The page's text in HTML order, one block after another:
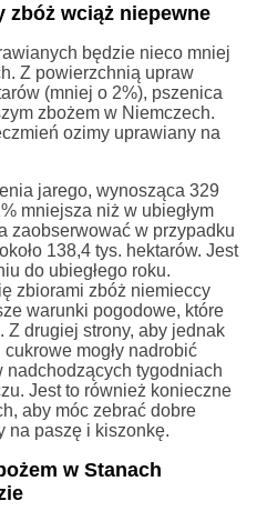
zbóż wciąż niepewne
będzie nieco mniej
Z powierzchnią upraw
(mniej o 2%), pszenica
zbożem w Niemczech.
ozimy uprawiany na
jarego, wynosząca 329
mniejsza niż w ubiegłym
zaobserwować w przypadku
138,4 tys. hektarów. Jest
do ubiegłego roku.
zbiorami zbóż niemieccy
warunki pogodowe, które
drugiej strony, aby jednak
mogły nadrobić
nadchodzących tygodniach
Jest to również konieczne
aby móc zebrać dobre
na paszę i kiszonkę.
w Stanach